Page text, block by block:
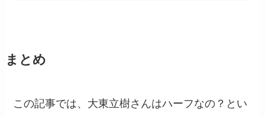
まとめ
この記事では、大東立樹さんはハーフなの？とい